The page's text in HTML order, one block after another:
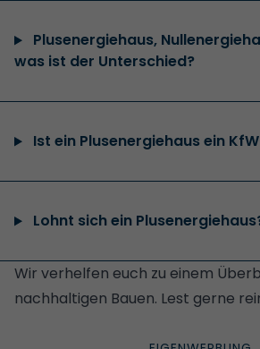
Plusenergiehaus,
was ist der Unterschied?
Ist ein Plusenergiehaus ein
Lohnt sich ein
Wir verhelfen euch zu einem
nachhaltigen Bauen. Lest gerne